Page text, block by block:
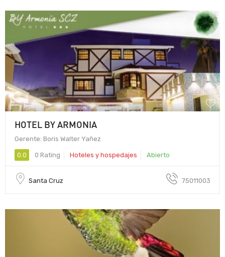
HOTEL BY ARMONIA
Gerente: Boris Walter Yañez
0.0 0 Rating Hoteles y hospedajes Abierto
Santa Cruz 75011003